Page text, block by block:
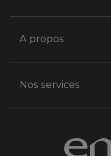
A propos
Nos services